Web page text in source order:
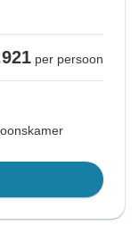
per persoon